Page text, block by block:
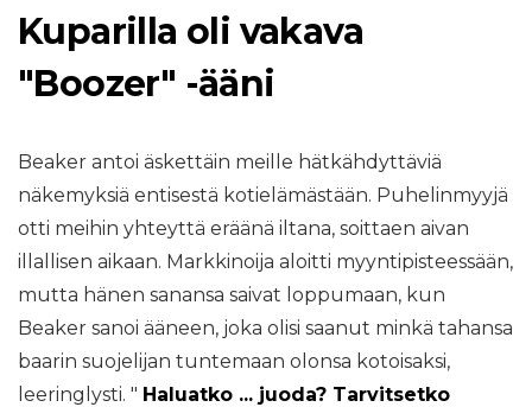
Kuparilla oli vakava
"Boozer" -ääni
Beaker antoi äskettäin meille hätkähdyttäviä
näkemyksiä entisestä kotielämästään. Puhelinmyyjä
otti meihin yhteyttä eräänä iltana, soittaen aivan
illallisen aikaan. Markkinoija aloitti myyntipisteessään,
mutta hänen sanansa saivat loppumaan, kun
Beaker sanoi ääneen, joka olisi saanut minkä tahansa
baarin suojelijan tuntemaan olonsa kotoisaksi,
leeringlysti. " Haluatko ... juoda? Tarvitsetko